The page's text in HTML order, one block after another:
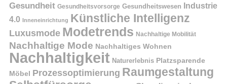
Gesundheit Gesundheitsvorsorge Gesundheitswesen Industrie
4.0 Inneneinrichtung Künstliche Intelligenz
Luxusmode Modetrends Nachhaltige Mobilität
Nachhaltige Mode Nachhaltiges Wohnen
Nachhaltigkeit Naturerlebnis Platzsparende
Möbel
Prozessoptimierung Raumgestaltung